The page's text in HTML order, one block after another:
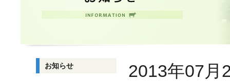
お知らせ 2013年07月